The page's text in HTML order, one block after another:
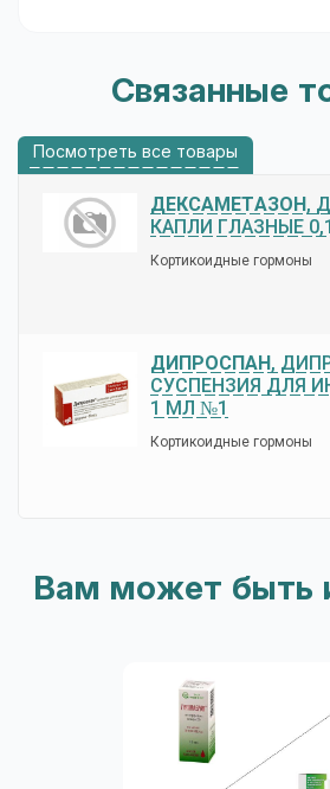
Связанные
Посмотреть все товары
ДЕКСАМЕТАЗОН ,
КАПЛИ ГЛАЗНЫЕ
Кортикоидные гормоны
ДИПРОСПАН ,
СУСПЕНЗИЯ ДЛЯ
1 МЛ №1
Кортикоидные гормоны
Вам может быть